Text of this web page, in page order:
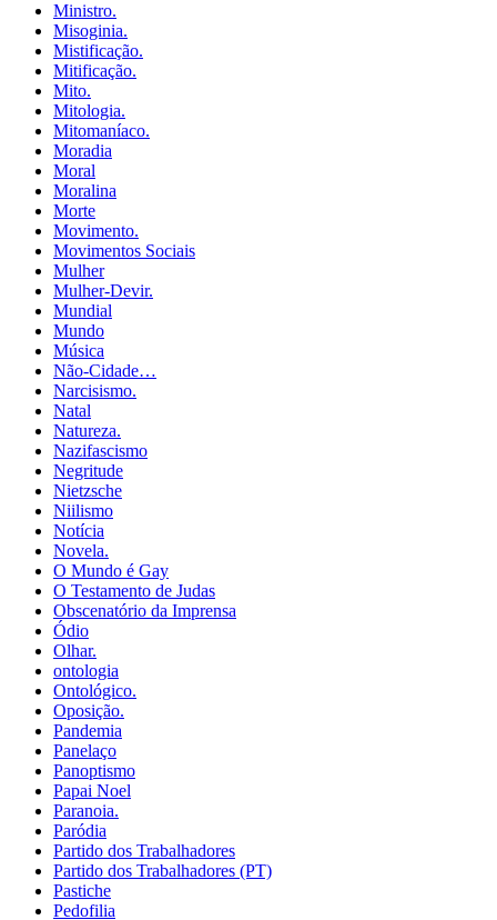
Ministro.
Misoginia.
Mistificação.
Mitificação.
Mito.
Mitologia.
Mitomaníaco.
Moradia
Moral
Moralina
Morte
Movimento.
Movimentos Sociais
Mulher
Mulher-Devir.
Mundial
Mundo
Música
Não-Cidade…
Narcisismo.
Natal
Natureza.
Nazifascismo
Negritude
Nietzsche
Niilismo
Notícia
Novela.
O Mundo é Gay
O Testamento de Judas
Obscenatório da Imprensa
Ódio
Olhar.
ontologia
Ontológico.
Oposição.
Pandemia
Panelaço
Panoptismo
Papai Noel
Paranoia.
Paródia
Partido dos Trabalhadores
Partido dos Trabalhadores (PT)
Pastiche
Pedofilia